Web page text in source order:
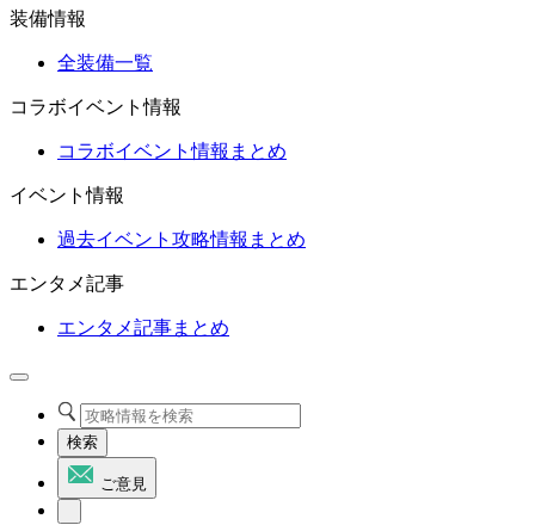
装備情報
全装備一覧
コラボイベント情報
コラボイベント情報まとめ
イベント情報
過去イベント攻略情報まとめ
エンタメ記事
エンタメ記事まとめ
検索
ご意見